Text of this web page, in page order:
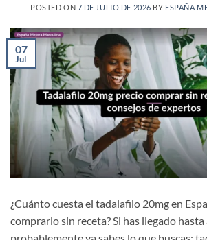
POSTED ON 7 DE JULIO DE 2026 BY ESPAÑA
07
Jul
¿Cuánto cuesta el tadalafilo 20mg en
comprarlo sin receta? Si has llegado hasta